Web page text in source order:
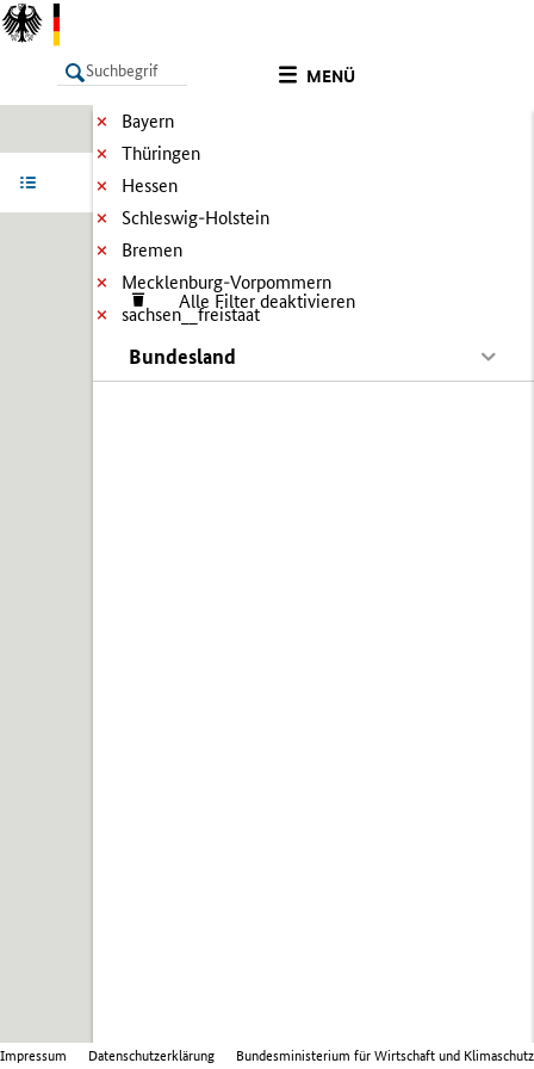
MENÜ
LISTE
Bayern
Thüringen
Hessen
Schleswig-Holstein
Bremen
Mecklenburg-Vorpommern
sachsen__freistaat
Alle Filter deaktivieren
Bundesland
Impressum Datenschutzerklärung Bundesministerium für Wirtschaft und Klimaschutz